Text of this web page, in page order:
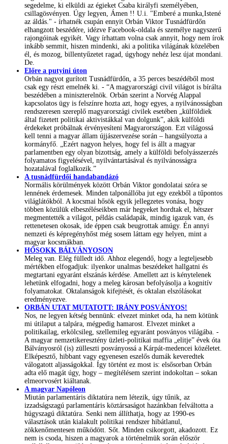
segedelme, ki elküldi az égieket Csaba királyfi személyében,
csillagösvényen. Úgy legyen, Ámen !! U.i. "Emberé a munka,Istené
az áldás." - írhatnék csupán ennyit Orbán Viktor Tusnádfürdőn
elhangzott beszédére, idézve Facebook-oldala és személye nagyszerű
rajongóinak egyikét. Vagy írhattam volna csak annyit, hogy nem írok
inkább semmit, hiszen mindenki, aki a politika világának közelében
él, és mozog, billentyűzetet ragad, úgyhogy nehéz lesz újat mondani.
De.
Előre a putyini úton
Orbán nagyot gurított Tusnádfürdőn, a 35 perces beszédéből most
csak egy részt emelnék ki. - “A magyarországi civil világot is bírálta
beszédében a miniszterelnök. Orbán szerint a Norvég Alappal
kapcsolatos ügy is felszínre hozta azt, hogy egyes, a nyilvánosságban
rendszeresen szereplő magyarországi civilek esetében „külföldiek
által fizetett politikai aktivistákkal van dolgunk”, akik külföldi
érdekeket próbálnak érvényesíteni Magyarországon. Ezt világossá
kell tenni a magyar állam újjászervezése során – hangsúlyozta a
kormányfő. „Ezért nagyon helyes, hogy fel is állt a magyar
parlamentben egy olyan bizottság, amely a külföldi befolyásszerzés
folyamatos figyelésével, nyilvántartásával és nyilvánosságra
hozatalával foglalkozik.”
A tusnádfürdői handabandázó
Normális körülmények között Orbán Viktor gondolatai szóra se
lennének érdemesek. Minden talponállóba jut egy ezekből a tűpontos
világlátókból. A kocsmai hősök egyik jellegzetes vonása, hogy
többen közülük elbeszéléseikben már hegyeket hordtak el, hétszer
megmentették a világot, példás családapák, mindig igazuk van, és
rettenetesen okosak, ide éppen csak beugrottak amúgy. Én annyi
nemzeti és képregényhőst még sosem láttam egy helyen, mint a
magyar kocsmákban.
HŐSOKK BÁLVÁNYOSON
Meleg van. Elég fülledt idő. Ahhoz elegendő, hogy a legteljesebb
mértékben elfogadjuk: ilyenkor unalmas beszédeket hallgatni és
megtartani egyaránt elszánás kérdése. Amellett azt is kénytelenek
lehetünk elfogadni, hogy a meleg károsan befolyásolja a kognitív
folyamatokat. Oktalanságok kifejtését, és oktalan elszólásokat
eredményezve.
ORBÁN UTAT MUTATOTT: IRÁNY POSVÁNYOS!
Nos, ne legyen kétség bennünk: elvezet minket oda, ha nem kötünk
mi útilaput a talpára, mégpedig hamarost. Elvezet minket a
politikailag, erkölcsileg, szellemileg egyaránt posványos világába. -
A magyar nemzetikeresztény üzleti-politikai maffia „elitje” évek óta
Bálványosról (is) zülleszti posványossá a Kárpát-medencei közéletet.
Elképesztő, hibbant vagy egyenesen eszelős dumák keveredtek
válogatott aljasságokkal. Így történt ez most is: elsősorban Orbán
adta elő magát úgy, hogy – megítélésem szerint indokoltan – sokan
elmeorvosért kiáltanak.
A magyar Napóleon
Miután parlamentáris diktatúra nem létezik, úgy tűnik, az
izzadságszagú parlamentáris köztársaságot hazánkban felváltotta a
húgyszagú diktatúra. Senki nem állíthatja, hogy az 1990-es
választások után kialakult politikai rendszer hibátlanul,
zökkenőmentesen működött. Sőt. Minden csikorgott, akadozott. Ez
nem is csoda, hiszen a magyarok a történelmük során először